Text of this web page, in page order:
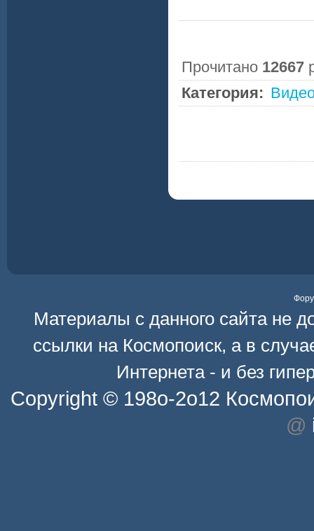
Прочитано 12667
Категория:
Материалы с данного сайта не
ссылки на Космопоиск, а в
Интернета - и без
Copyright © 198o-2o12
@